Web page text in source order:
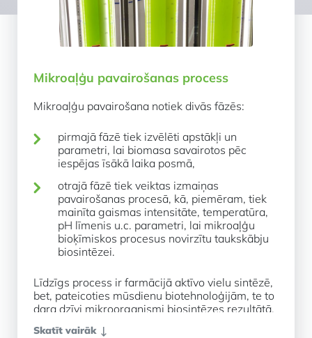
Mikroaļģu pavairošanas process
Mikroaļģu pavairošana notiek divās fāzēs:
pirmajā fāzē tiek izvēlēti apstākļi un
parametri, lai biomasa savairotos pēc
iespējas īsākā laika posmā,
otrajā fāzē tiek veiktas izmaiņas
pavairošanas procesā, kā, piemēram, tiek
mainīta gaismas intensitāte, temperatūra,
pH līmenis u.c. parametri, lai mikroaļģu
bioķīmiskos procesus novirzītu taukskābju
biosintēzei.
Līdzīgs process ir farmācijā aktīvo vielu sintēzē,
bet, pateicoties mūsdienu biotehnoloģijām, te to
dara dzīvi mikroorganismi biosintēzes rezultātā.
Skatīt vairāk